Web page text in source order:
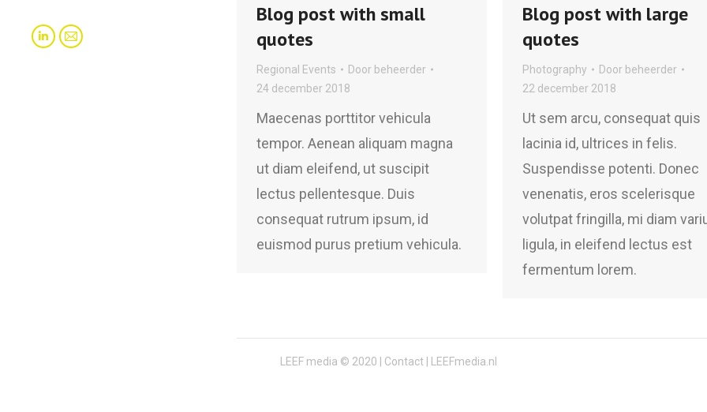
Linkedin
Mail
Blog post with small
quotes
Regional Events Door beheerder
24 december 2018
Maecenas porttitor vehicula
tempor. Aenean aliquam magna
ut diam eleifend, ut suscipit
lectus pellentesque. Duis
consequat rutrum ipsum, id
euismod purus pretium vehicula.
Blog post with large
quotes
Photography Door beheerder
22 december 2018
Ut sem arcu, consequat quis
lacinia id, ultrices in felis.
Suspendisse potenti. Donec
venenatis, eros scelerisque
volutpat fringilla, mi diam
ligula, in eleifend lectus est
fermentum lorem.
LEEF media © 2020 | Contact | LEEFmedia.nl